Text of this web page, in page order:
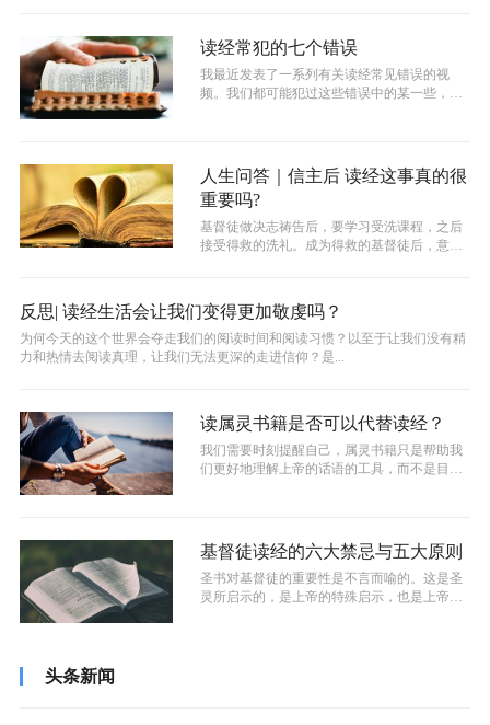
读经常犯的七个错误
我最近发表了一系列有关读经常见错误的视
频。我们都可能犯过这些错误中的某一些，或
人生问答｜信主后 读经这事真的很
重要吗?
基督徒做决志祷告后，要学习受洗课程，之后
接受得救的洗礼。成为得救的基督徒后，意味
反思| 读经生活会让我们变得更加敬虔吗？
为何今天的这个世界会夺走我们的阅读时间和阅读习惯？以至于让我们没有精
力和热情去阅读真理，让我们无法更深的走进信仰？是...
读属灵书籍是否可以代替读经？
我们需要时刻提醒自己，属灵书籍只是帮助我
们更好地理解上帝的话语的工具，而不是目的
基督徒读经的六大禁忌与五大原则
​圣书对基督徒的重要性是不言而喻的。这是圣
灵所启示的，是上帝的特殊启示，也是上帝的
头条新闻